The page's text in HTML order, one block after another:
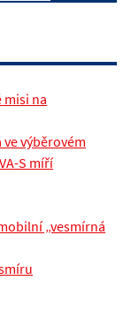
misi na
výběrovém
S míří
„vesmírná